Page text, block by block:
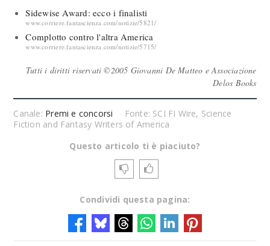
Sidewise Award: ecco i finalisti
www.corriere.fantascienza.com/notizie/5821/
Complotto contro l'altra America
www.corriere.fantascienza.com/notizie/5715/
Tutti i diritti riservati ©2005 Giovanni De Matteo e Associazione
Delos Books
Canale: Premi e concorsi
Fonte: SCI FI Wire, Science
Fiction and Fantasy Writers of America
Questo articolo ti è piaciuto?
Condividi questa pagina: